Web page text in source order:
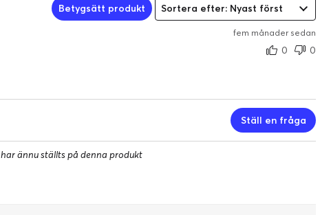
Betygsätt produkt Sortera efter: Nyast först
fem månader sedan
0
0
Ställ en fråga
ännu ställts på denna produkt